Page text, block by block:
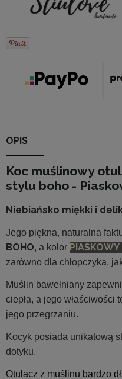
OPIS
Koc muślinowy
stylu boho -
Niebiańsko miękki i
Jego piękna, naturalna
BOHO, a kolor PIASKOWY
zarówno dla chłopczyka,
Muślin bawełniany
ciepła, a jego właściwości
jego przegrzaniu.
Kocyk posiada unikatową
dotyku.
Otulacz z muślinu bardzo